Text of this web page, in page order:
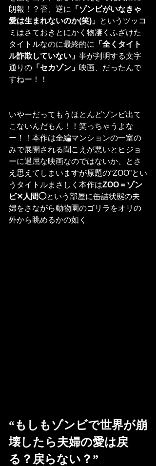
朗報！？否、逆に
「ゾンビがいなきゃ
愛は生まれないのか(笑)」 というツッコ
ミはさておきとにかく物凄くふざけた
タイトルなのに最終的に
「全くタイト
ル詐欺していない」 事が判明する文字
通りの 「セカゾン」 映画、だったんで
すねー！！
いやーだってもうほとんどゾンビ出て
こないんだもん！！笑っちゃうよな
ー！！本作は全編マンションの一室の
みで展開される聞こえが悪いとヒジョ
ーに退屈な映画なのではないか、とさ
え思えてしまいますが原題の“ZOO”とい
うタイトルまさしく本作はZOO＝ゾン
ビ✕人間◯という部屋に缶詰状態の夫
婦をさながら動物園のゴリラをオリの
外から眺めるかの如く
“もしもゾンビで世界が崩
壊したら夫婦の愛は戻
る？戻らない？”